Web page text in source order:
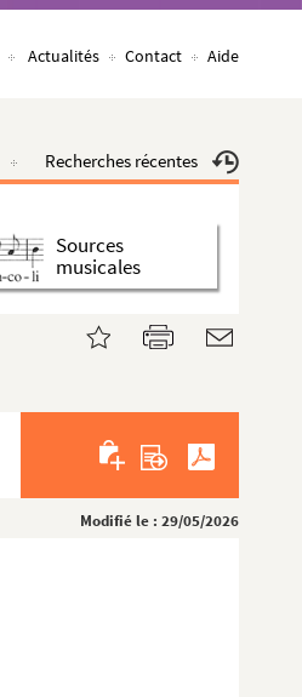
Actualités Contact Aide
Recherches récentes
Sources
musicales
Modifié le : 29/05/2026